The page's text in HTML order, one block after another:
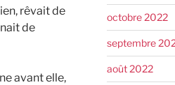
rêvait de
de
avant elle,
octobre 2022
septembre
août 2022